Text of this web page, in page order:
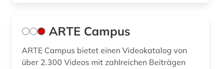
geschichte 1807-1929 (1)
geschichte 1850-1900 (2)
geschichte 1918-1959 (1)
ARTE Campus
ARTE Campus bietet einen Videokatalog von
über 2.300 Videos mit zahlreichen Beiträgen